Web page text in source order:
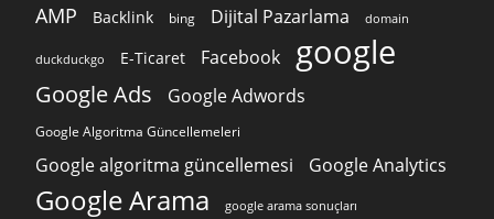
AMP Backlink bing Dijital Pazarlama domain
duckduckgo E-Ticaret Facebook google
Google Ads Google Adwords
Google Algoritma Güncellemeleri
Google algoritma güncellemesi Google Analytics
Google Arama google arama sonuçları